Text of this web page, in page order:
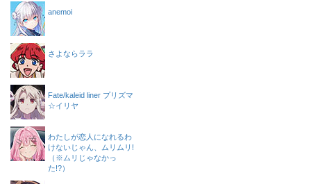
anemoi
さよならララ
Fate/kaleid liner プリズマ
☆イリヤ
わたしが恋人になれるわ
けないじゃん、ムリムリ!
（※ムリじゃなかっ
た!?）